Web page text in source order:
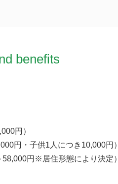
benefits
円）
円・子供1人につき10,000円）
円※居住形態により決定）